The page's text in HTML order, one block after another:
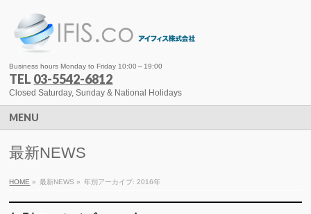
Business hours Monday to Friday 10:00～19:00
TEL 03-5542-6812
Closed Saturday, Sunday & National Holidays
MENU
最新NEWS
HOME » 最新NEWS » 年別アーカイブ: 2016年